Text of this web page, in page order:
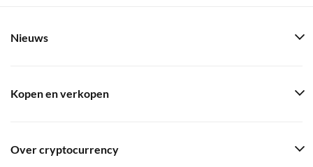
Nieuws
Kopen en verkopen
Over cryptocurrency